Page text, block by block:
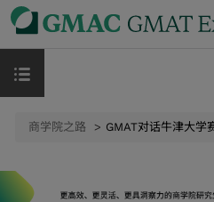
商学院之路 GMAT对话牛津大学